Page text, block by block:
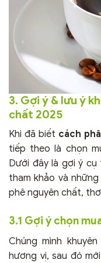
3. Gợi ý & lưu ý
chất 2025
Khi đã biết cách
tiếp theo là chọn
Dưới đây là gợi ý cụ
tham khảo và
phê nguyên chất,
3.1 Gợi ý chọn
Chúng mình
hương vị, sau đó